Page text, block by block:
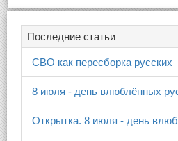
Последние статьи
СВО как пересборка русских
8 июля - день влюблённых
Открытка. 8 июля - день